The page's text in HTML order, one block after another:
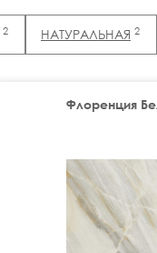
2 НАТУРАЛЬНАЯ 2
Флоренция